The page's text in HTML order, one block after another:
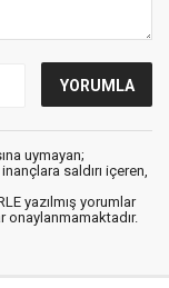
uymayan;
saldırı içeren,
yazılmış yorumlar
onaylanmamaktadır.